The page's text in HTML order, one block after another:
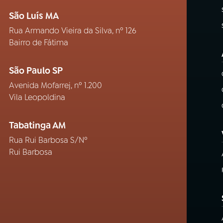
São Luís MA
Rua Armando Vieira da Silva, nº 126
Bairro de Fátima
São Paulo SP
Avenida Mofarrej, nº 1.200
Vila Leopoldina
Tabatinga AM
Rua Rui Barbosa S/Nº
Rui Barbosa